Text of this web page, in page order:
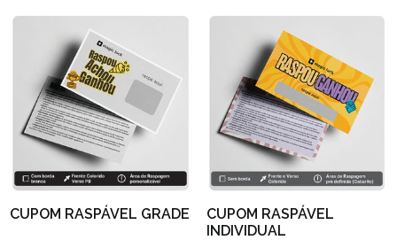
CUPOM RASPÁVEL GRADE
CUPOM RASPÁVEL
INDIVIDUAL